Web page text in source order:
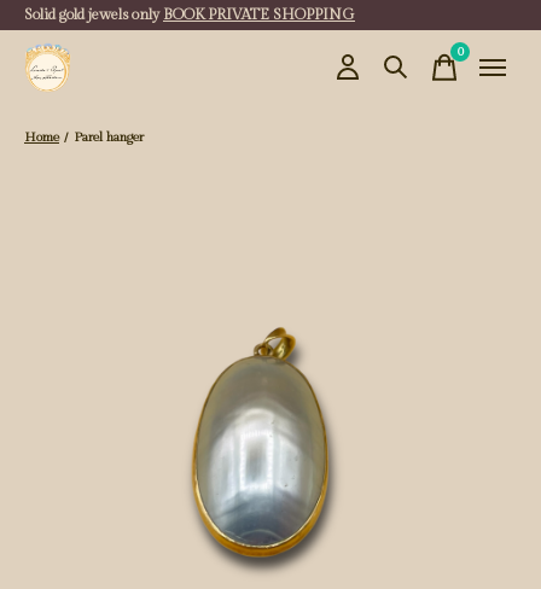
Solid gold jewels only BOOK PRIVATE SHOPPING
0items
Home / Parel hanger